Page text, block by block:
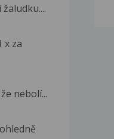
x za
nebolí...